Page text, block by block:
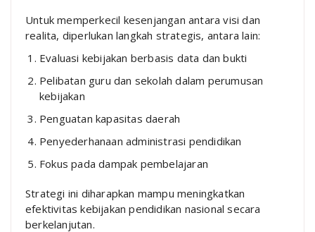
Untuk memperkecil kesenjangan antara visi dan
realita, diperlukan langkah strategis, antara lain:
Evaluasi kebijakan berbasis data dan bukti
Pelibatan guru dan sekolah dalam perumusan
kebijakan
Penguatan kapasitas daerah
Penyederhanaan administrasi pendidikan
Fokus pada dampak pembelajaran
Strategi ini diharapkan mampu meningkatkan
efektivitas kebijakan pendidikan nasional secara
berkelanjutan.